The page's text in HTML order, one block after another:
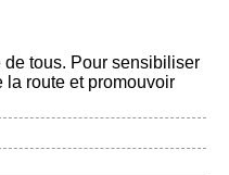
de tous. Pour sensibiliser
la route et promouvoir